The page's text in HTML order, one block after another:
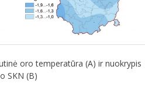
oro temperatūra (A) ir nuokrypis
SKN (B)